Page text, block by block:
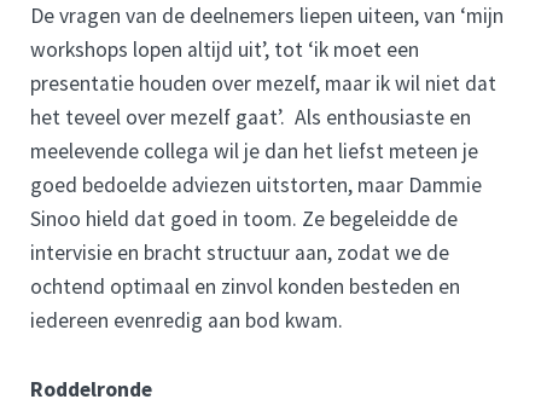
De vragen van de deelnemers liepen uiteen, van ‘mijn
workshops lopen altijd uit’, tot ‘ik moet een
presentatie houden over mezelf, maar ik wil niet dat
het teveel over mezelf gaat’. Als enthousiaste en
meelevende collega wil je dan het liefst meteen je
goed bedoelde adviezen uitstorten, maar Dammie
Sinoo hield dat goed in toom. Ze begeleidde de
intervisie en bracht structuur aan, zodat we de
ochtend optimaal en zinvol konden besteden en
iedereen evenredig aan bod kwam.
Roddelronde